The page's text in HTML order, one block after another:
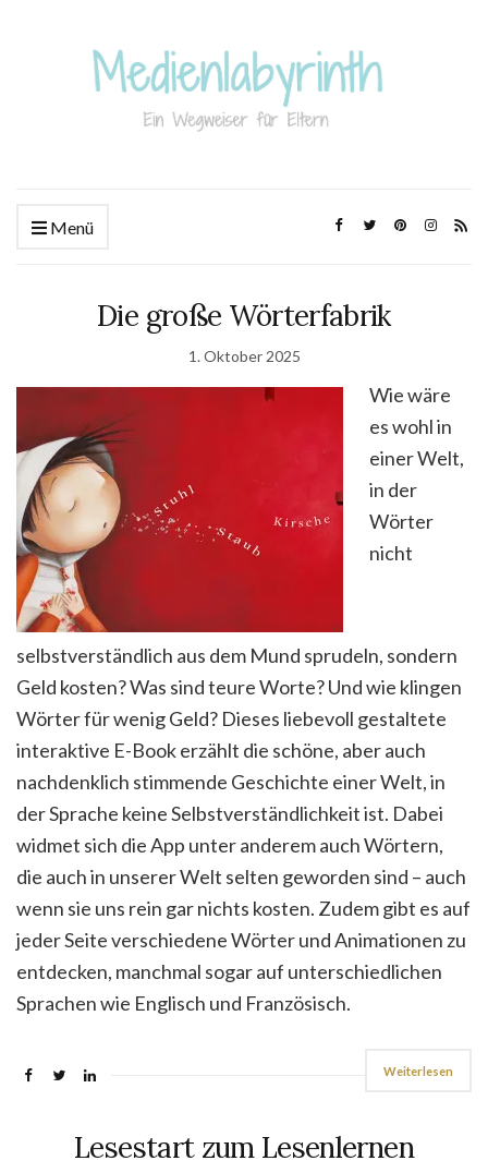
Menü
Die große Wörterfabrik
1. Oktober 2025
Wie wäre
es wohl in
einer Welt,
in der
Wörter
nicht
selbstverständlich aus dem Mund sprudeln, sondern
Geld kosten? Was sind teure Worte? Und wie klingen
Wörter für wenig Geld? Dieses liebevoll gestaltete
interaktive E-Book erzählt die schöne, aber auch
nachdenklich stimmende Geschichte einer Welt, in
der Sprache keine Selbstverständlichkeit ist. Dabei
widmet sich die App unter anderem auch Wörtern,
die auch in unserer Welt selten geworden sind – auch
wenn sie uns rein gar nichts kosten. Zudem gibt es auf
jeder Seite verschiedene Wörter und Animationen zu
entdecken, manchmal sogar auf unterschiedlichen
Sprachen wie Englisch und Französisch.
Weiterlesen
Lesestart zum Lesenlernen